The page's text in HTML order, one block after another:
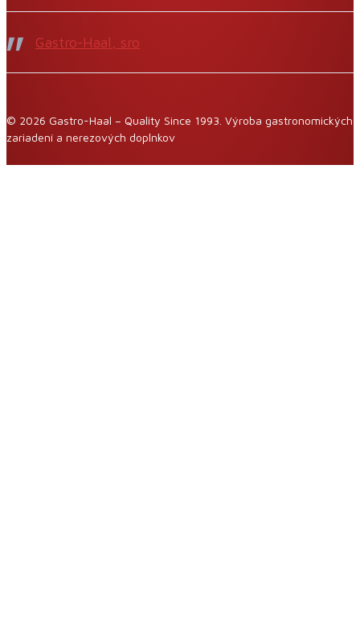
Gastro-Haal, sro
© 2026 Gastro-Haal – Quality Since 1993. Výroba gastronomických
zariadení a nerezových doplnkov